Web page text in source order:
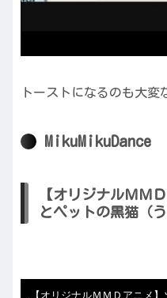
トーストになるのも大
MikuMikuDance
【オリジナルＭＭ
とペットの黒猫（